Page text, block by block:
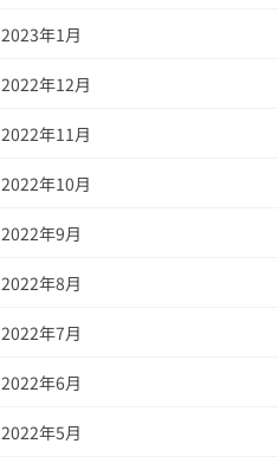
2023年1月
2022年12月
2022年11月
2022年10月
2022年9月
2022年8月
2022年7月
2022年6月
2022年5月